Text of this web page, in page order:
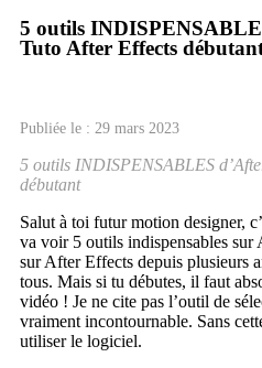
5 outils
Tuto After Effects
Publiée le : 29 mars 2023
5 outils INDISPENSABLES
débutant
Salut à toi futur motion designer,
va voir 5 outils indispensables
sur After Effects depuis plusieurs
tous. Mais si tu débutes, il faut
vidéo ! Je ne cite pas l’outil de
vraiment incontournable. Sans
utiliser le logiciel.